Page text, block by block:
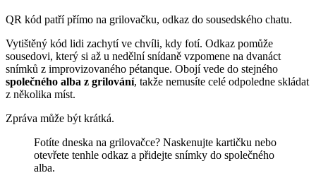
QR kód patří přímo na grilovačku, odkaz do sousedského chatu.
Vytištěný kód lidi zachytí ve chvíli, kdy fotí. Odkaz pomůže
sousedovi, který si až u nedělní snídaně vzpomene na dvanáct
snímků z improvizovaného pétanque. Obojí vede do stejného
společného alba z grilování, takže nemusíte celé odpoledne skládat
z několika míst.
Zpráva může být krátká.
Fotíte dneska na grilovačce? Naskenujte kartičku nebo
otevřete tenhle odkaz a přidejte snímky do společného
alba.